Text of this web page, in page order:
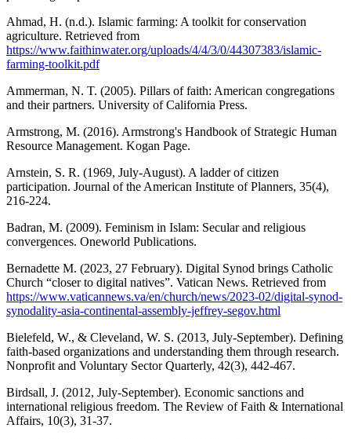
Ahmad, H. (n.d.). Islamic farming: A toolkit for conservation
agriculture. Retrieved from
https://www.faithinwater.org/uploads/4/4/3/0/44307383/islamic-
farming-toolkit.pdf
Ammerman, N. T. (2005). Pillars of faith: American congregations
and their partners. University of California Press.
Armstrong, M. (2016). Armstrong's Handbook of Strategic Human
Resource Management. Kogan Page.
Arnstein, S. R. (1969, July-August). A ladder of citizen
participation. Journal of the American Institute of Planners, 35(4),
216-224.
Badran, M. (2009). Feminism in Islam: Secular and religious
convergences. Oneworld Publications.
Bernadette M. (2023, 27 February). Digital Synod brings Catholic
Church “closer to digital natives”. Vatican News. Retrieved from
https://www.vaticannews.va/en/church/news/2023-02/digital-synod-
synodality-asia-continental-assembly-jeffrey-segov.html
Bielefeld, W., & Cleveland, W. S. (2013, July-September). Defining
faith-based organizations and understanding them through research.
Nonprofit and Voluntary Sector Quarterly, 42(3), 442-467.
Birdsall, J. (2012, July-September). Economic sanctions and
international religious freedom. The Review of Faith & International
Affairs, 10(3), 31-37.